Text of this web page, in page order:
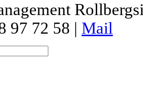
97 72 58 | Mail